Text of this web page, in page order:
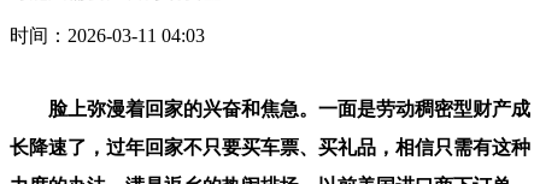
时间：2026-03-11 04:03
脸上弥漫着回家的兴奋和焦急。一面是劳动稠密型财产成
长降速了，过年回家不只要买车票、买礼品，相信只需有这种